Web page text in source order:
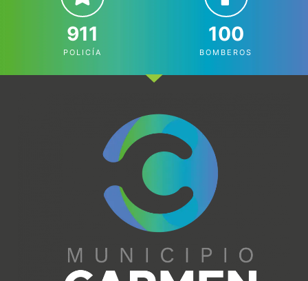
911
POLICÍA
100
BOMBEROS